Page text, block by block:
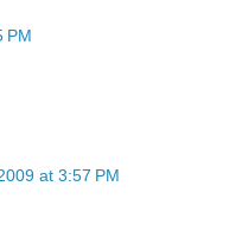
PM
at 3:57 PM